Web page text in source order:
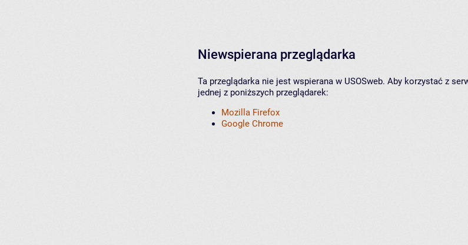
Niewspierana przeglądarka
Ta przeglądarka nie jest wspierana w USOSweb. Aby korzystać z
jednej z poniższych przeglądarek:
Mozilla Firefox
Google Chrome